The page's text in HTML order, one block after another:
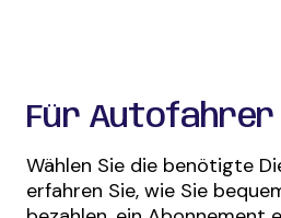
Für Autofahrer
Wählen Sie die benötigte
erfahren Sie, wie Sie